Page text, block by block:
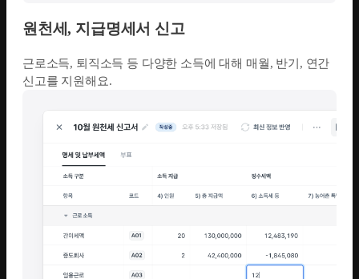
원천세, 지급명세서 신고
근로소득, 퇴직소득 등 다양한 소득에 대해 매월, 반기, 연간
신고를 지원해요.